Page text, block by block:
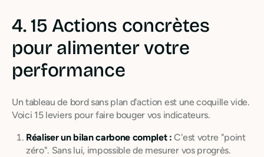
4. 15 Actions concrètes
pour alimenter votre
performance
Un tableau de bord sans plan d'action est une coquille vide.
Voici 15 leviers pour faire bouger vos indicateurs.
Réaliser un bilan carbone complet : C'est votre "point
zéro". Sans lui, impossible de mesurer vos progrès.